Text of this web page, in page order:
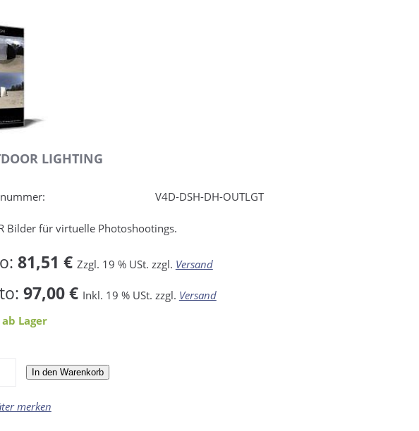
LIGHTING
V4D-DSH-DH-OUTLGT
Bilder für virtuelle Photoshootings.
81,51 € Zzgl. 19 % USt. zzgl. Versand
97,00 € Inkl. 19 % USt. zzgl. Versand
Lager
In den Warenkorb
merken